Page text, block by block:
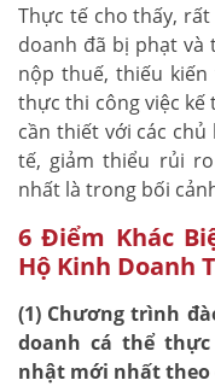
Thực tế cho thấy,
doanh đã bị phạt
nộp thuế, thiếu
thực thi công việc
cần thiết với các
tế, giảm thiểu rủi
nhất là trong bối
6 Điểm Khác
Hộ Kinh Doanh
(1) Chương trình
doanh cá thể
nhật mới nhất